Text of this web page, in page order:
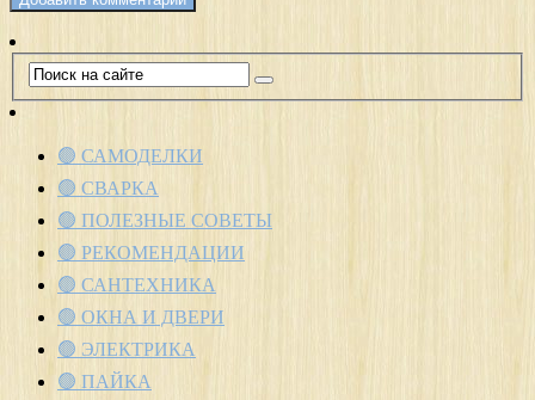
🟢 САМОДЕЛКИ
🟢 СВАРКА
🟢 ПОЛЕЗНЫЕ СОВЕТЫ
🟢 РЕКОМЕНДАЦИИ
🟢 САНТЕХНИКА
🟢 ОКНА И ДВЕРИ
🟢 ЭЛЕКТРИКА
🟢 ПАЙКА